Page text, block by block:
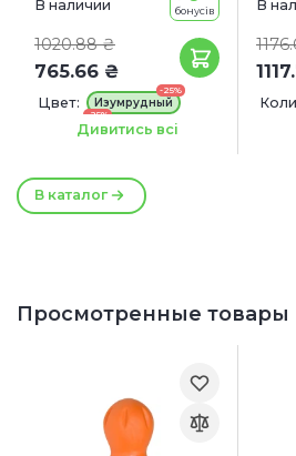
В каталог
В наличии
1020.88 ₴
765.66 ₴
бонусів
Цвет:
-25%
Изумрудный
-25%
Гибискус
-25%
21 см
Дивитись всі
В
Просмотренные товары